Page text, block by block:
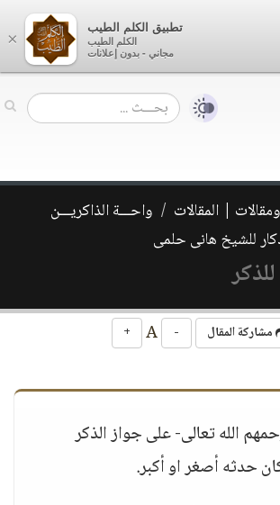
| المقالات
واحـــة الذاكريـــن
للشيخ هانى حلمى
مشاركة المقال -
+
الله تعالى- على جواز الذكر
حدثه أصغر او أكبر.
×
تطبيق الكلم الطيب
الكلم الطيب
مجاني - بدون إعلانات